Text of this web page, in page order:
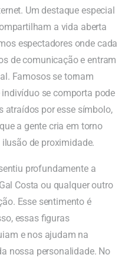
Um destaque especial
a vida aberta
espectadores onde cada
de comunicação e entram
Famosos se tornam
se comporta pode
atraídos por esse símbolo,
a gente cria em torno
de proximidade.
profundamente a
Costa ou qualquer outro
Esse sentimento é
essas figuras
e nos ajudam na
nossa personalidade. No